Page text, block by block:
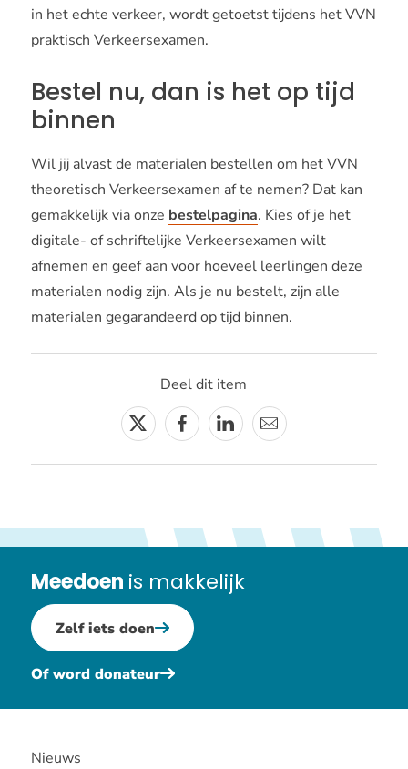
in het echte verkeer, wordt getoetst tijdens het VVN
praktisch Verkeersexamen.
Bestel nu, dan is het op tijd
binnen
Wil jij alvast de materialen bestellen om het VVN
theoretisch Verkeersexamen af te nemen? Dat kan
gemakkelijk via onze bestelpagina. Kies of je het
digitale- of schriftelijke Verkeersexamen wilt
afnemen en geef aan voor hoeveel leerlingen deze
materialen nodig zijn. Als je nu bestelt, zijn alle
materialen gegarandeerd op tijd binnen.
Deel dit item
TwitterFacebookLinkedin
E-
Meedoen is makkelijk
Zelf iets doen
Of word donateur
Nieuws